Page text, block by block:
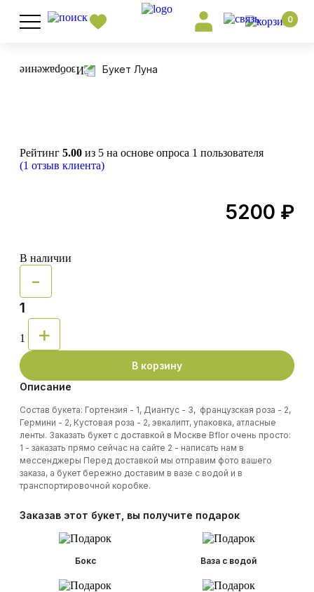
0
Букет Луна
Рейтинг 5.00из 5 на основе опроса 1 пользователя
(1 отзыв клиента)
5200 ₽
В наличии
Quantity
-
1 +
В корзину
Описание
Состав букета: Гортензия - 1, Диантус - 3, французская роза - 2,
Гермини - 2, Кустовая роза - 2, эвкалипт, упаковка, атласные
ленты. Заказать букет с доставкой в Москве Bflor очень просто:
1 - заказать прямо сейчас на сайте 2 - написать нам в
мессенджеры Перед доставкой мы отправим фото вашего
заказа, а букет бережно доставим в вазе с водой и в
транспортировочной коробке.
Заказав этот букет, вы получите подарок
Бокс Ваза с водой